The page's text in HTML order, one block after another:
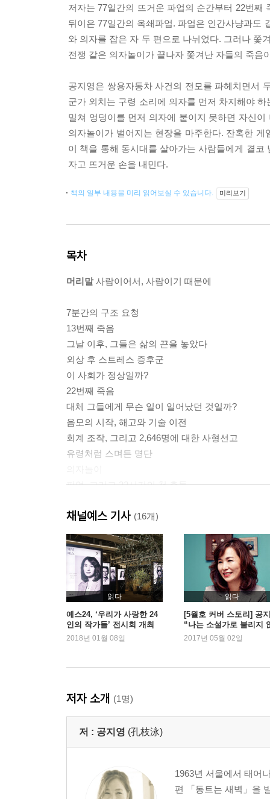
저자는 77일간의 뜨거운 파업의 순간부터 22번째
뒤이은 77일간의 옥쇄파업. 파업은 인간사냥과도
와 의자를 잡은 자 두 편으로 나뉘었다. 그러나 쫓
전쟁 같은 의자놀이가 끝나자 쫓겨난 자들의 죽음
공지영은 쌍용자동차 사건의 전모를 파헤치면서
군가 외치는 구령 소리에 의자를 먼저 차지해야
밀쳐 엉덩이를 먼저 의자에 붙이지 못하면 자신
의자놀이가 벌어지는 현장을 마주한다. 잔혹한
이 책을 통해 동시대를 살아가는 사람들에게 결
자고 뜨거운 손을 내민다.
책의 일부 내용을 미리 읽어보실 수 있습니다. 미리보기
목차
머리말사람이어서, 사람이기 때문에
7분간의 구조 요청
13번째 죽음
그날 이후, 그들은 삶의 끈을 놓았다
외상 후 스트레스 증후군
이 사회가 정상일까?
22번째 죽음
대체 그들에게 무슨 일이 일어났던 것일까?
음모의 시작, 해고와 기술 이전
회계 조작, 그리고 2,646명에 대한 사형선고
유령처럼 스며든 명단
파업, 그리고 32시간의 첫 충돌
수면가스, 헬기, 그리고 철저한 고립
인간사냥
무법천지, 그리고 학살
죽은 자 vs. 살았으나 서서히 죽는 자
사회가 우리보고 죽으라 한다
풀잎에도 상처가 있다
함께 살자, 함께!
고맙습니다
채널예스 기사 (16개)
읽다
예스24, ‘우리가 사랑한 24
인의 작가들’ 전시회 개최
2018년 01월 08일
읽다
[5월호 커버 스토리] 공
“나는 소설가로 불리지
아도 괜찮아요”
2017년 05월 02일
저자 소개 (1명)
저 : 공지영 (孔枝泳)
1963년 서울에서 태어
편 「동트는 새벽」을